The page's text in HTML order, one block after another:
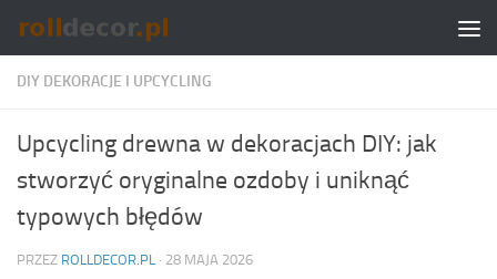
Skip to content
DIY DEKORACJE I UPCYCLING
Upcycling drewna w dekoracjach DIY: jak
stworzyć oryginalne ozdoby i uniknąć
typowych błędów
PRZEZ ROLLDECOR.PL · 28 MAJA 2026